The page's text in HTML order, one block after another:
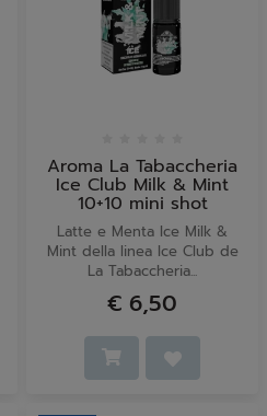
Aroma La Tabaccheria
Ice Club Milk & Mint
10+10 mini shot
Latte e Menta Ice Milk &
Mint della linea Ice Club de
La Tabaccheria...
€ 6,50